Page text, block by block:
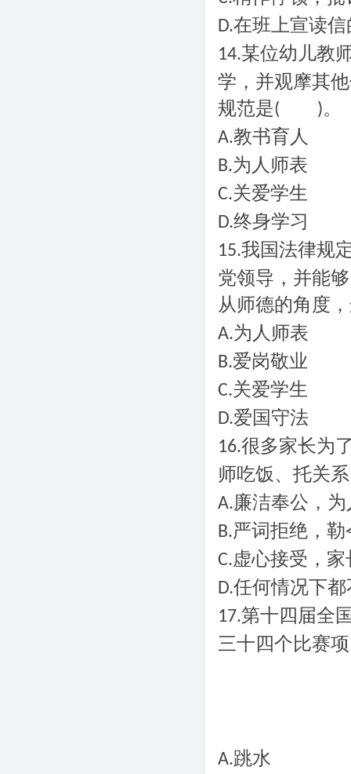
D.在班上宣读
14.某位幼儿教
学，并观摩其
规范是( )。
A.教书育人
B.为人师表
C.关爱学生
D.终身学习
15.我国法律规
党领导，并能
从师德的角度
A.为人师表
B.爱岗敬业
C.关爱学生
D.爱国守法
16.很多家长为
师吃饭、托关
A.廉洁奉公，
B.严词拒绝，
C.虚心接受，
D.任何情况下
17.第十四届全
三十四个比赛
A.跳水